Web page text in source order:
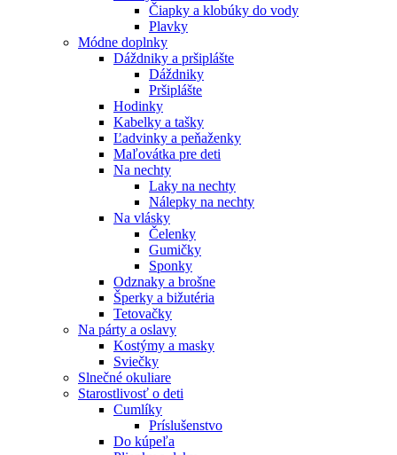
Čiapky a klobúky do vody
Plavky
Módne doplnky
Dáždniky a pršiplášte
Dáždniky
Pršiplášte
Hodinky
Kabelky a tašky
Ľadvinky a peňaženky
Maľovátka pre deti
Na nechty
Laky na nechty
Nálepky na nechty
Na vlásky
Čelenky
Gumičky
Sponky
Odznaky a brošne
Šperky a bižutéria
Tetovačky
Na párty a oslavy
Kostýmy a masky
Sviečky
Slnečné okuliare
Starostlivosť o deti
Cumlíky
Príslušenstvo
Do kúpeľa